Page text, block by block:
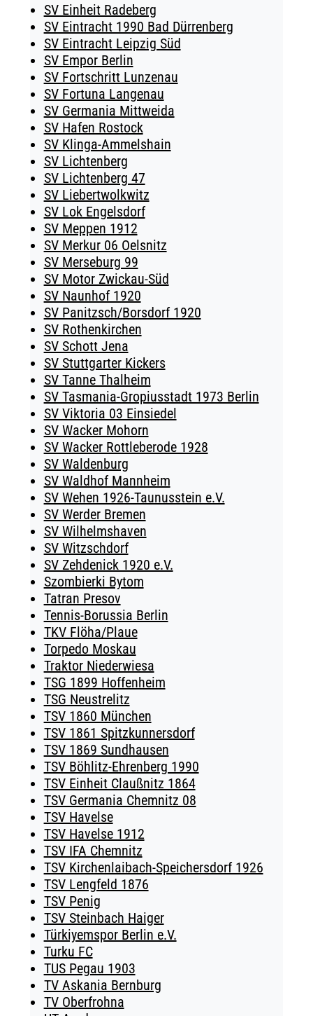
SV Einheit Radeberg
SV Eintracht 1990 Bad Dürrenberg
SV Eintracht Leipzig Süd
SV Empor Berlin
SV Fortschritt Lunzenau
SV Fortuna Langenau
SV Germania Mittweida
SV Hafen Rostock
SV Klinga-Ammelshain
SV Lichtenberg
SV Lichtenberg 47
SV Liebertwolkwitz
SV Lok Engelsdorf
SV Meppen 1912
SV Merkur 06 Oelsnitz
SV Merseburg 99
SV Motor Zwickau-Süd
SV Naunhof 1920
SV Panitzsch/​Borsdorf 1920
SV Rothenkirchen
SV Schott Jena
SV Stuttgarter Kickers
SV Tanne Thalheim
SV Tasmania-Gropiusstadt 1973 Berlin
SV Viktoria 03 Einsiedel
SV Wacker Mohorn
SV Wacker Rottleberode 1928
SV Waldenburg
SV Waldhof Mannheim
SV Wehen 1926-Taunusstein e.V.
SV Werder Bremen
SV Wilhelmshaven
SV Witzschdorf
SV Zehdenick 1920 e.V.
Szombierki Bytom
Tatran Presov
Tennis-Borussia Berlin
TKV Flöha/Plaue
Torpedo Moskau
Traktor Niederwiesa
TSG 1899 Hoffenheim
TSG Neustrelitz
TSV 1860 München
TSV 1861 Spitzkunnersdorf
TSV 1869 Sundhausen
TSV Böhlitz-Ehrenberg 1990
TSV Einheit Claußnitz 1864
TSV Germania Chemnitz 08
TSV Havelse
TSV Havelse 1912
TSV IFA Chemnitz
TSV Kirchenlaibach-Speichersdorf 1926
TSV Lengfeld 1876
TSV Penig
TSV Steinbach Haiger
Türkiyemspor Berlin e.V.
Turku FC
TUS Pegau 1903
TV Askania Bernburg
TV Oberfrohna